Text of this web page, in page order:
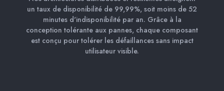
un taux de disponibilité de 99,99%, soit moins de 52
minutes d'indisponibilité par an. Grâce à la
conception tolérante aux pannes, chaque composant
est conçu pour tolérer les défaillances sans impact
utilisateur visible.